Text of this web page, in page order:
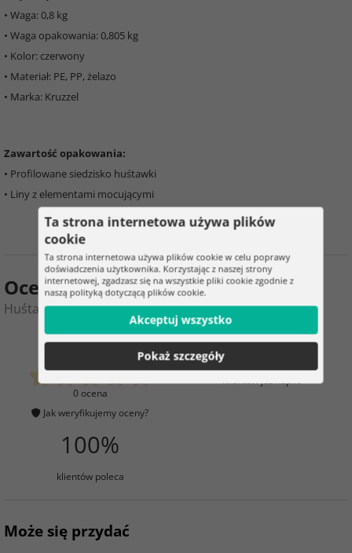
• Waga: 0,8 kg
• Waga opakowania: 0,805 kg
• Kolor: czerwony
• Materiał: PE, PP, żelazo
• Marka: Kruzzel
Zawartość opakowania:
• Profilowane siedzisko huśtawki
• Liny z elementami mocującymi
Ocena produktu
Huśtawka dziecięca na linach – plastikowa - czerwona
0
0 ocena
Jak weryfikujemy oceny?
3
klientów już kupiło
100%
klientów poleca
Może się przydać
Ta strona internetowa używa plików
cookie
Ta strona internetowa używa plików cookie w celu poprawy
doświadczenia użytkownika. Korzystając z naszej strony
internetowej, zgadzasz się na wszystkie pliki cookie zgodnie z
naszą polityką dotyczącą plików cookie.
Akceptuj wszystko
Pokaż szczegóły